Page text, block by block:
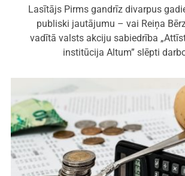
Lasītājs Pirms gandrīz divarpus
publiski jautājumu – vai Reiņa
vadītā valsts akciju sabiedrība
institūcija Altum” slēpti